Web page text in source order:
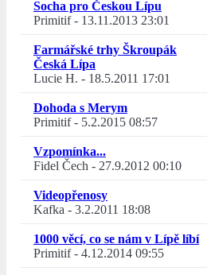
Socha pro Českou Lípu
Primitif- 13.11.2013 23:01
Farmářské trhy Škroupák
Česká Lípa
Lucie H. - 18.5.2011 17:01
Dohoda s Merym
Primitif- 5.2.2015 08:57
Vzpomínka...
Fidel Čech - 27.9.2012 00:10
Videopřenosy
Kafka - 3.2.2011 18:08
1000 věcí, co se nám v Lípě líbí
Primitif- 4.12.2014 09:55